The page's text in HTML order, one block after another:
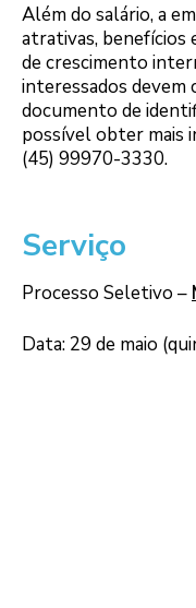
Além do salário, a
atrativas, benefícios
de crescimento
interessados devem
documento de
possível obter mais
(45) 99970-3330.
Serviço
Processo Seletivo –
Data: 29 de maio